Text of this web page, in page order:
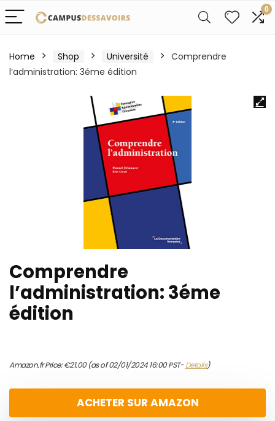
0
Home Shop Université
Comprendre
l’administration: 3éme édition
Comprendre
l’administration: 3éme
édition
Amazon.fr Price:€21.00(as of 02/01/2024 16:00 PST-Details)
ACHETER SUR AMAZON